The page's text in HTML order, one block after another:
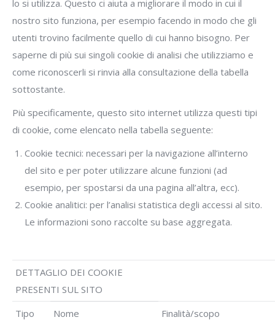
lo si utilizza. Questo ci aiuta a migliorare il modo in cui il
nostro sito funziona, per esempio facendo in modo che gli
utenti trovino facilmente quello di cui hanno bisogno. Per
saperne di più sui singoli cookie di analisi che utilizziamo e
come riconoscerli si rinvia alla consultazione della tabella
sottostante.
Più specificamente, questo sito internet utilizza questi tipi
di cookie, come elencato nella tabella seguente:
Cookie tecnici: necessari per la navigazione all’interno
del sito e per poter utilizzare alcune funzioni (ad
esempio, per spostarsi da una pagina all’altra, ecc).
Cookie analitici: per l’analisi statistica degli accessi al sito.
Le informazioni sono raccolte su base aggregata.
DETTAGLIO DEI COOKIE
PRESENTI SUL SITO
Tipo
Nome
Finalità/scopo